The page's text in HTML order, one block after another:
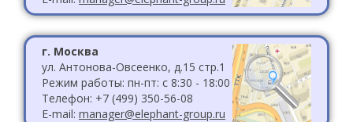
г. Москва
ул. Антонова-Овсеенко, д.15 стр.1
Режим работы: пн-пт: с 8:30 - 18:00
Телефон: +7 (499) 350-56-08
E-mail: manager@elephant-group.ru